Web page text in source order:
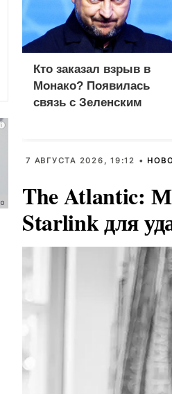
Кто заказал взрыв в
Монако? Появилась
связь с Зеленским
7 АВГУСТА 2026, 19:12 •
The Atlantic:
Starlink для